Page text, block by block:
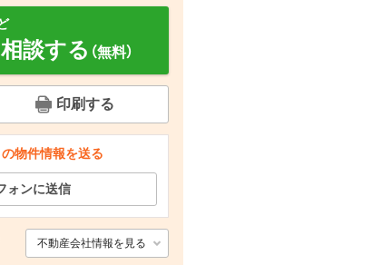
談する （無料）
印刷する
物件情報を送る
ォンに送信
不動産会社情報を見る